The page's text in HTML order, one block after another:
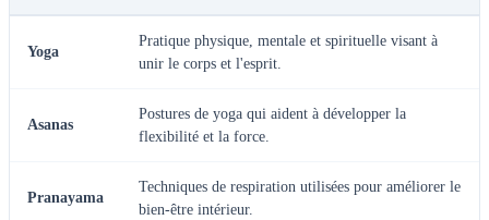
Yoga
Pratique physique, mentale et spirituelle visant à
unir le corps et l'esprit.
Asanas
Postures de yoga qui aident à développer la
flexibilité et la force.
Pranayama
Techniques de respiration utilisées pour améliorer le
bien-être intérieur.